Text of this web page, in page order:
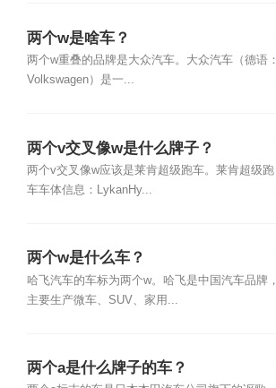
两个w是啥车？
两个w重叠的品牌是大众汽车。大众汽车（德语：
Volkswagen）是一...
两个v交叉像w是什么牌子？
两个v交叉像w应该是莱肯超级跑车。莱肯超级跑
车车体信息：LykanHy...
两个w是什么车？
哈飞汽车的车标为两个w。哈飞是中国汽车品牌，
主要生产微车、SUV、家用...
两个a是什么牌子的车？